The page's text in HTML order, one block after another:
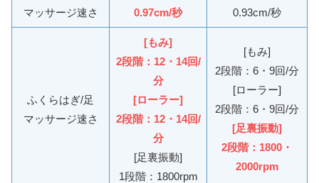
マッサージ速さ
0.97cm/秒
0.93cm/秒
ふくらはぎ/足
マッサージ速さ
[もみ]
2段階：12・14回/
分
[ローラー]
2段階：12・14回/
分
[足裏振動]
1段階：1800rpm
[もみ]
2段階：6・9回/分
[ローラー]
2段階：6・9回/分
[足裏振動]
2段階：1800・
2000rpm